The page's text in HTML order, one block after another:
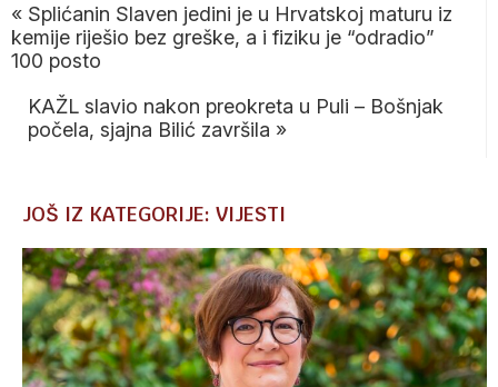
« Splićanin Slaven jedini je u Hrvatskoj maturu iz
kemije riješio bez greške, a i fiziku je “odradio”
100 posto
KAŽL slavio nakon preokreta u Puli – Bošnjak
počela, sjajna Bilić završila »
JOŠ IZ KATEGORIJE: VIJESTI